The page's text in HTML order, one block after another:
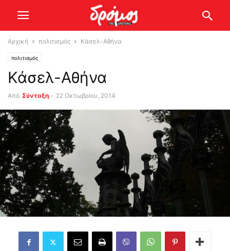
Αρχική πολιτισμός Κάσελ-Αθήνα
πολιτισμός
Κάσελ-Αθήνα
Από Σύνταξη - 22 Οκτωβρίου, 2014